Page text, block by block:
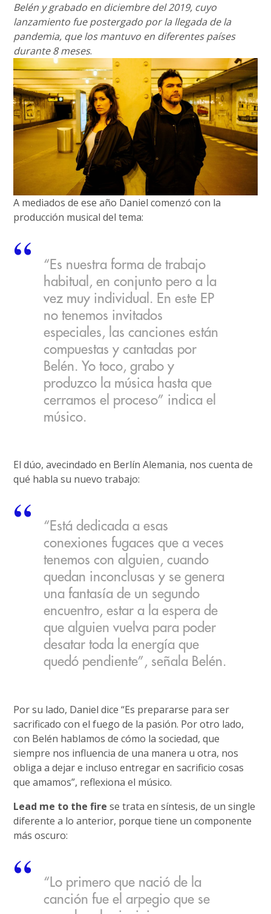
Belén y grabado en diciembre del 2019, cuyo
lanzamiento fue postergado por la llegada de la
pandemia, que los mantuvo en diferentes países
durante 8 meses.
A mediados de ese año Daniel comenzó con la
producción musical del tema:
“Es nuestra forma de trabajo
habitual, en conjunto pero a la
vez muy individual. En este EP
no tenemos invitados
especiales, las canciones están
compuestas y cantadas por
Belén. Yo toco, grabo y
produzco la música hasta que
cerramos el proceso” indica el
músico.
El dúo, avecindado en Berlín Alemania, nos cuenta de
qué habla su nuevo trabajo:
“Está dedicada a esas
conexiones fugaces que a veces
tenemos con alguien, cuando
quedan inconclusas y se genera
una fantasía de un segundo
encuentro, estar a la espera de
que alguien vuelva para poder
desatar toda la energía que
quedó pendiente”, señala Belén.
Por su lado, Daniel dice “Es prepararse para ser
sacrificado con el fuego de la pasión. Por otro lado,
con Belén hablamos de cómo la sociedad, que
siempre nos influencia de una manera u otra, nos
obliga a dejar e incluso entregar en sacrificio cosas
que amamos”, reflexiona el músico.
Lead me to the fire se trata en síntesis, de un single
diferente a lo anterior, porque tiene un componente
más oscuro:
“Lo primero que nació de la
canción fue el arpegio que se